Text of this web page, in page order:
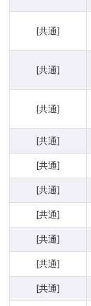
[共通]
[共通]
[共通]
[共通]
[共通]
[共通]
[共通]
[共通]
[共通]
[共通]